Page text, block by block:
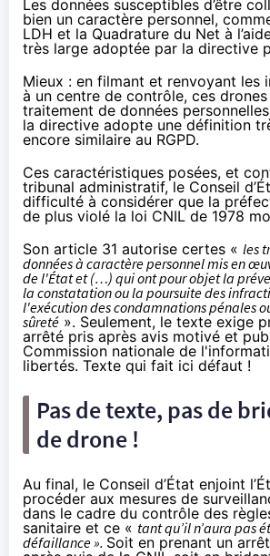
Les données susceptibles d’être
bien un caractère personnel,
LDH et la Quadrature du Net à
très large adoptée par la directive
Mieux : en filmant et renvoyant les
à un centre de contrôle, ces
traitement de données
la directive adopte une définition
encore similaire au RGPD.
Ces caractéristiques posées, et
tribunal administratif, le Conseil
difficulté à considérer que la
de plus violé la loi CNIL de 1978
Son article 31 autorise certes « les
données à caractère personnel mis en
de l'État et (…) qui ont pour objet la
la constatation ou la poursuite des
l'exécution des condamnations pénales
sûreté ». Seulement, le texte exige
arrêté pris après avis motivé et
Commission nationale de
libertés. Texte qui fait ici défaut !
Pas de texte, pas de
de drone !
Au final, le Conseil d’État enjoint
procéder aux mesures de
dans le cadre du contrôle des
sanitaire et ce « tant qu’il n’aura pas
défaillance ». Soit en prenant un